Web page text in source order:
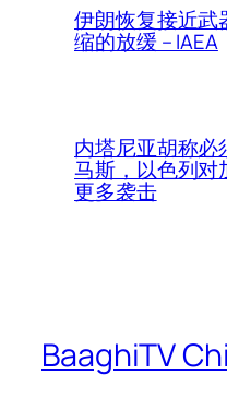
伊朗恢复接近武
缩的放缓 – IAEA
内塔尼亚胡称必
马斯，以色列对
更多袭击
BaaghiTV